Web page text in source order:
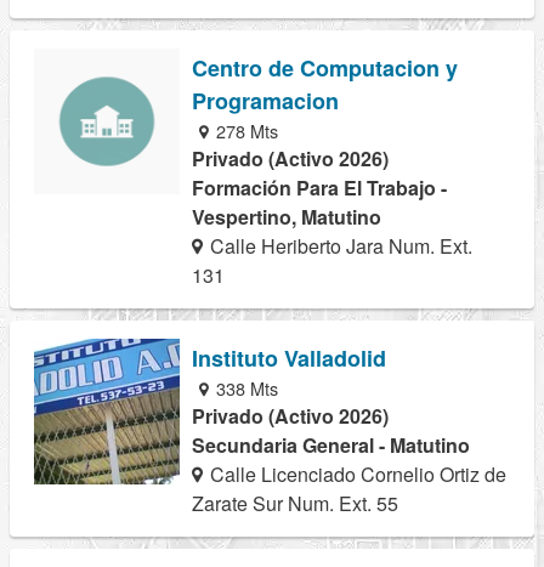
Centro de Computacion y
Programacion
278 Mts
Privado (Activo 2026)
Formación Para El Trabajo -
Vespertino, Matutino
Calle Heriberto Jara Num. Ext.
131
Instituto Valladolid
338 Mts
Privado (Activo 2026)
Secundaria General - Matutino
Calle Licenciado Cornelio Ortiz de
Zarate Sur Num. Ext. 55